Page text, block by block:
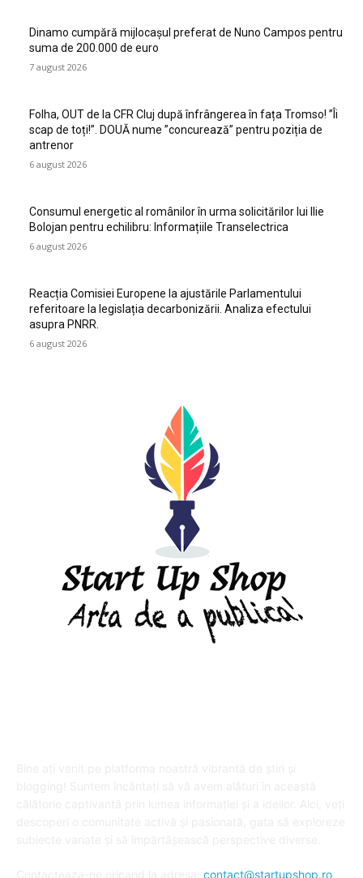
Dinamo cumpără mijlocașul preferat de Nuno Campos pentru
suma de 200.000 de euro
7 august 2026
Folha, OUT de la CFR Cluj după înfrângerea în fața Tromso! ”Îi
scap de toți!”. DOUĂ nume ”concurează” pentru poziția de
antrenor
6 august 2026
Consumul energetic al românilor în urma solicitărilor lui Ilie
Bolojan pentru echilibru: Informațiile Transelectrica
6 august 2026
Reacția Comisiei Europene la ajustările Parlamentului
referitoare la legislația decarbonizării. Analiza efectului
asupra PNRR.
6 august 2026
contact@startupshop.ro